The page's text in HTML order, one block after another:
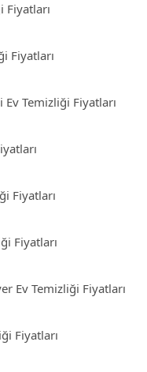
Fiyatları
Fiyatları
Ev Temizliği Fiyatları
Fiyatları
Fiyatları
Ev Temizliği Fiyatları
Fiyatları